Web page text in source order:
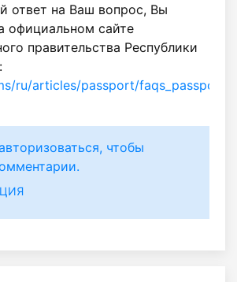
ответ на Ваш вопрос, Вы
официальном сайте
правительства Республики
ru/articles/passport/
чтобы